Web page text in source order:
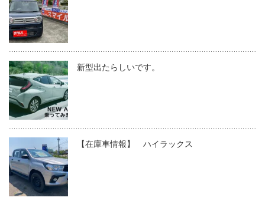
新型出たらしいです。
【在庫車情報】 ハイラックス